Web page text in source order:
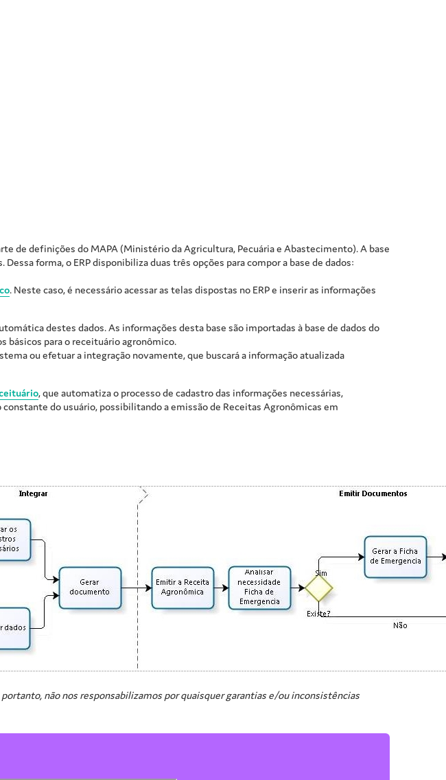
de definições do MAPA (Ministério da Agricultura, Pecuária e Abastecimento). A base
forma, o ERP disponibiliza duas três opções para compor a base de dados:
. Neste caso, é necessário acessar as telas dispostas no ERP e inserir as informações
destes dados. As informações desta base são importadas à base de dados do
básicos para o receituário agronômico.
ou efetuar a integração novamente, que buscará a informação atualizada
, que automatiza o processo de cadastro das informações necessárias,
do usuário, possibilitando a emissão de Receitas Agronômicas em
não nos responsabilizamos por quaisquer garantias e/ou inconsistências